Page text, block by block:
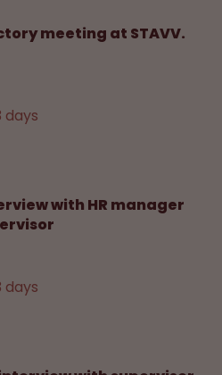
days
meeting at STAVV.
days
with HR manager